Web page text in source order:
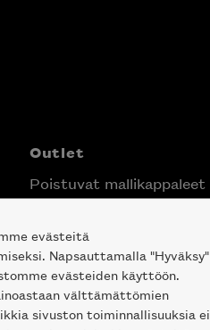
Outlet
Poistuvat mallikappaleet
evästeitä
Napsauttamalla "Hyväksy"
evästeiden käyttöön.
välttämättömien
sivuston toiminnallisuuksia ei